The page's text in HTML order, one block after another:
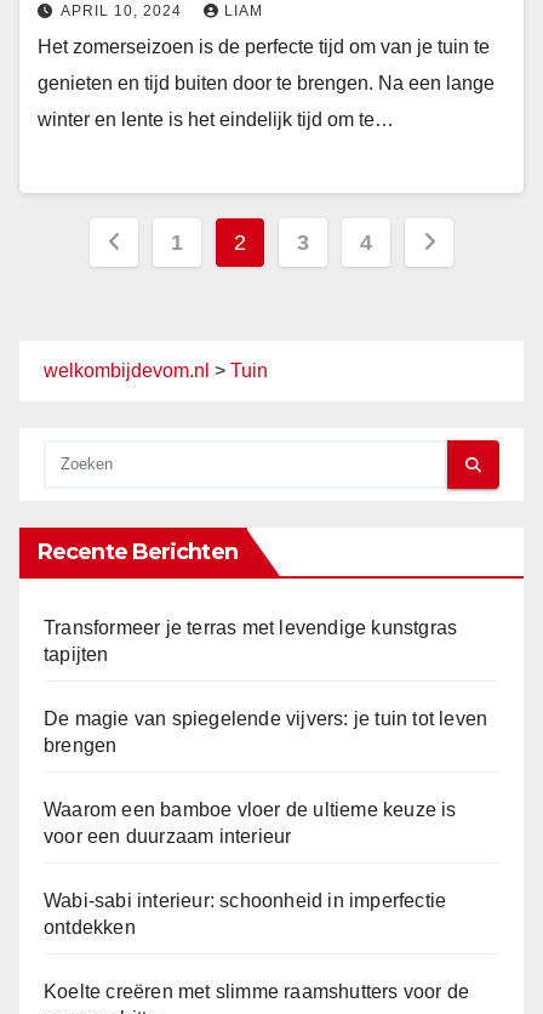
APRIL 10, 2024 LIAM
Het zomerseizoen is de perfecte tijd om van je tuin te
genieten en tijd buiten door te brengen. Na een lange
winter en lente is het eindelijk tijd om te…
Berichten
1 2 3 4
welkombijdevom.nl > Tuin
Recente Berichten
Transformeer je terras met levendige kunstgras
tapijten
De magie van spiegelende vijvers: je tuin tot leven
brengen
Waarom een bamboe vloer de ultieme keuze is
voor een duurzaam interieur
Wabi-sabi interieur: schoonheid in imperfectie
ontdekken
Koelte creëren met slimme raamshutters voor de